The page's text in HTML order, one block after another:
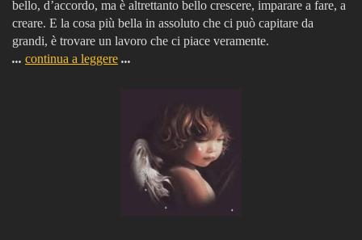
bello, d’accordo, ma è altrettanto bello crescere, imparare a fare, a
creare. E la cosa più bella in assoluto che ci può capitare da
grandi, è trovare un lavoro che ci piace veramente.
... continua a leggere ...